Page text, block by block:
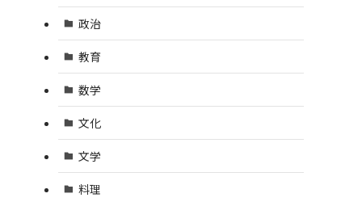
政治
教育
数学
文化
文学
料理